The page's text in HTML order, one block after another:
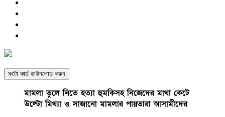
ফটো কার্ড ডাউনলোড করুন
মামলা তুলে নিতে হত্যা হুমকিসহ নিজেদের মাথা কেটে
উল্টো মিথ্যা ও সাজানো মামলার পায়তারা আসামীদের